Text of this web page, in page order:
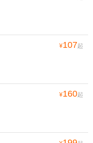
¥107起
¥160起